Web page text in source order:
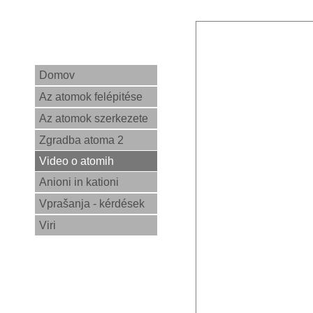
Domov
Az atomok felépitése
Az atomok szerkezete
Zgradba atoma 2
Video o atomih
Anioni in kationi
Vprašanja - kérdések
Viri